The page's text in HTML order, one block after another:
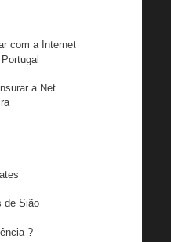
com a Internet
a Net
de Sião
?